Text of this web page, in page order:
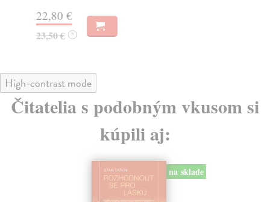
22,80 €
23,50 € ?
High-contrast mode
Čitatelia s podobným vkusom si
kúpili aj:
na sklade